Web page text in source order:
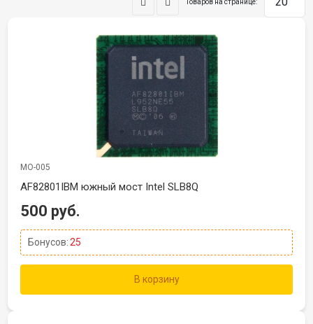
Товаров на странице:
МО-005
AF82801IBM южный мост Intel SLB8Q
500 руб.
Бонусов:25
В корзину